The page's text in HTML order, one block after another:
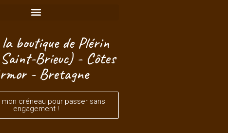
boutique de Plérin
Brieuc) - Côtes
- Bretagne
créneau pour passer sans
engagement !